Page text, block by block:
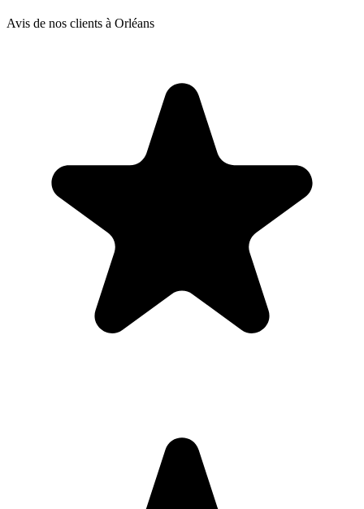
Avis de nos clients à Orléans